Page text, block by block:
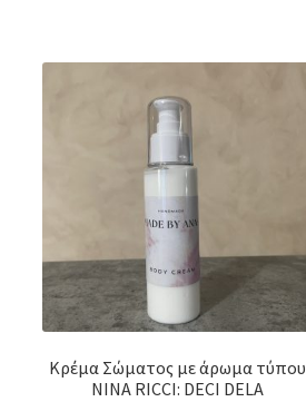
Κρέμα Σώματος με άρωμα τύπου
NINA RICCI: DECI DELA